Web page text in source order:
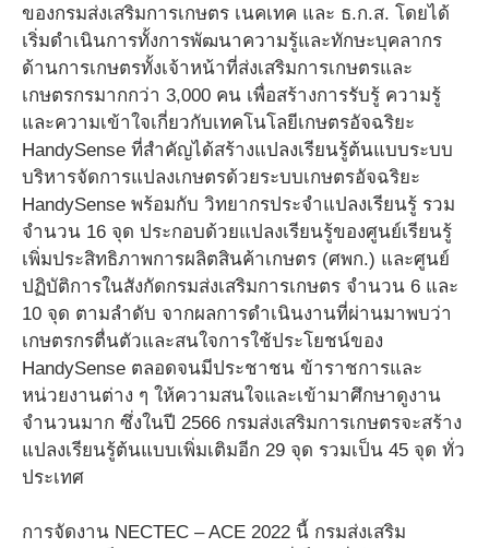
ของกรมส่งเสริมการเกษตร เนคเทค และ ธ.ก.ส. โดยได้
เริ่มดำเนินการทั้งการพัฒนาความรู้และทักษะบุคลากร
ด้านการเกษตรทั้งเจ้าหน้าที่ส่งเสริมการเกษตรและ
เกษตรกรมากกว่า 3,000 คน เพื่อสร้างการรับรู้ ความรู้
และความเข้าใจเกี่ยวกับเทคโนโลยีเกษตรอัจฉริยะ
HandySense ที่สำคัญได้สร้างแปลงเรียนรู้ต้นแบบระบบ
บริหารจัดการแปลงเกษตรด้วยระบบเกษตรอัจฉริยะ
HandySense พร้อมกับ วิทยากรประจำแปลงเรียนรู้ รวม
จำนวน 16 จุด ประกอบด้วยแปลงเรียนรู้ของศูนย์เรียนรู้
เพิ่มประสิทธิภาพการผลิตสินค้าเกษตร (ศพก.) และศูนย์
ปฏิบัติการในสังกัดกรมส่งเสริมการเกษตร จำนวน 6 และ
10 จุด ตามลำดับ จากผลการดำเนินงานที่ผ่านมาพบว่า
เกษตรกรตื่นตัวและสนใจการใช้ประโยชน์ของ
HandySense ตลอดจนมีประชาชน ข้าราชการและ
หน่วยงานต่าง ๆ ให้ความสนใจและเข้ามาศึกษาดูงาน
จำนวนมาก ซึ่งในปี 2566 กรมส่งเสริมการเกษตรจะสร้าง
แปลงเรียนรู้ต้นแบบเพิ่มเติมอีก 29 จุด รวมเป็น 45 จุด ทั่ว
ประเทศ
การจัดงาน NECTEC – ACE 2022 นี้ กรมส่งเสริม